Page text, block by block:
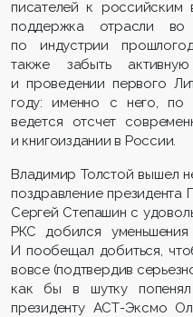
писателей к
поддержка отрасли
по индустрии
также забыть
и проведении первого
году: именно с него, по
ведется отсчет
и книгоиздании в России.
Владимир Толстой вышел
поздравление президента
Сергей Степашин с
РКС добился
И пообещал добиться,
вовсе (подтвердив
как бы в шутку
президенту АСТ-Эксмо